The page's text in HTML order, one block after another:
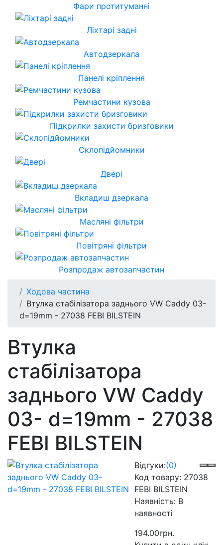
Фари протитуманні
Ліхтарі задні
Автодзеркала
Панелі кріплення
Ремчастини кузова
Підкрилки захисти бризговики
Склопідйомники
Двері
Вкладиш дзеркала
Масляні фільтри
Повітряні фільтри
Розпродаж автозапчастин
Ходова частина
Втулка стабілізатора заднього VW Caddy 03-
d=19mm - 27038 FEBI BILSTEIN
Втулка
стабілізатора
заднього VW Caddy
03- d=19mm - 27038
FEBI BILSTEIN
Відгуки:(0)
Код товару: 27038
FEBI BILSTEIN
Наявність: В
наявності
194.00грн.